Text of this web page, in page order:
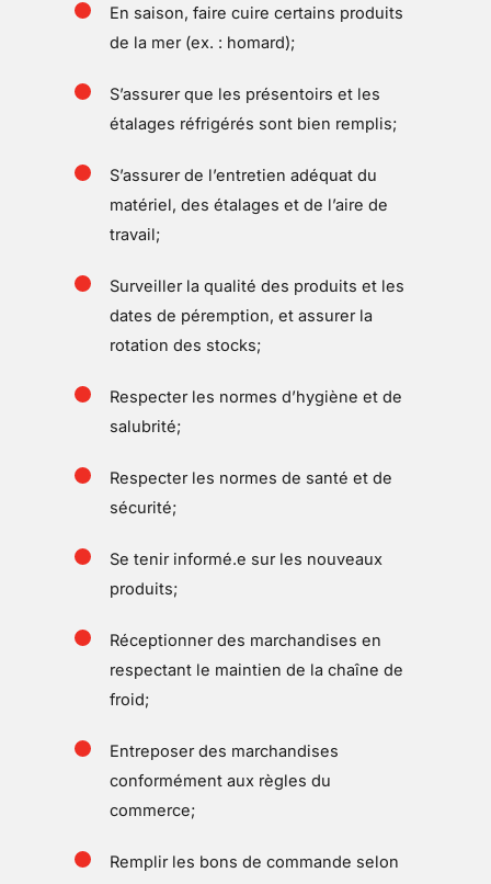
En saison, faire cuire certains produits
de la mer (ex. : homard);
S’assurer que les présentoirs et les
étalages réfrigérés sont bien remplis;
S’assurer de l’entretien adéquat du
matériel, des étalages et de l’aire de
travail;
Surveiller la qualité des produits et les
dates de péremption, et assurer la
rotation des stocks;
Respecter les normes d’hygiène et de
salubrité;
Respecter les normes de santé et de
sécurité;
Se tenir informé.e sur les nouveaux
produits;
Réceptionner des marchandises en
respectant le maintien de la chaîne de
froid;
Entreposer des marchandises
conformément aux règles du
commerce;
Remplir les bons de commande selon